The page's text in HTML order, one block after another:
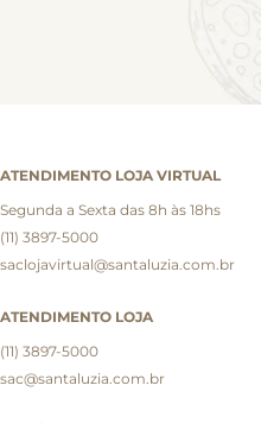
ATENDIMENTO LOJA VIRTUAL
Segunda a Sexta das 8h às 18hs
(11) 3897-5000
saclojavirtual@santaluzia.com.br
ATENDIMENTO LOJA
(11) 3897-5000
sac@santaluzia.com.br